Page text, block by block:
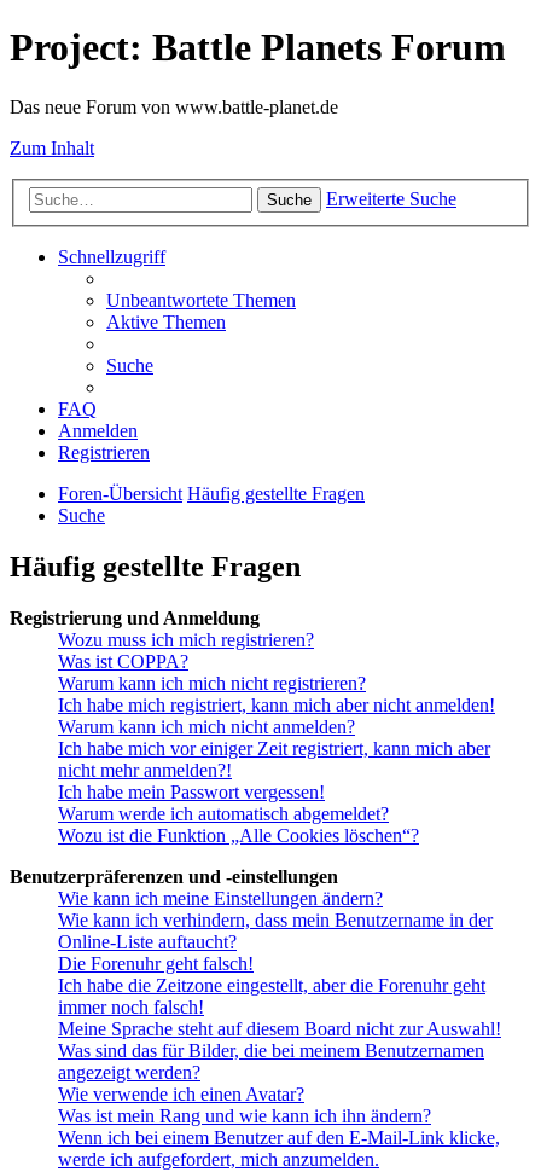
Project: Battle Planets Forum
Das neue Forum von www.battle-planet.de
Zum Inhalt
Suche Erweiterte Suche
Schnellzugriff
Unbeantwortete Themen
Aktive Themen
Suche
FAQ
Anmelden
Registrieren
Foren-Übersicht Häufig gestellte Fragen
Suche
Häufig gestellte Fragen
Registrierung und Anmeldung
Wozu muss ich mich registrieren?
Was ist COPPA?
Warum kann ich mich nicht registrieren?
Ich habe mich registriert, kann mich aber nicht anmelden!
Warum kann ich mich nicht anmelden?
Ich habe mich vor einiger Zeit registriert, kann mich aber
nicht mehr anmelden?!
Ich habe mein Passwort vergessen!
Warum werde ich automatisch abgemeldet?
Wozu ist die Funktion „Alle Cookies löschen“?
Benutzerpräferenzen und -einstellungen
Wie kann ich meine Einstellungen ändern?
Wie kann ich verhindern, dass mein Benutzername in der
Online-Liste auftaucht?
Die Forenuhr geht falsch!
Ich habe die Zeitzone eingestellt, aber die Forenuhr geht
immer noch falsch!
Meine Sprache steht auf diesem Board nicht zur Auswahl!
Was sind das für Bilder, die bei meinem Benutzernamen
angezeigt werden?
Wie verwende ich einen Avatar?
Was ist mein Rang und wie kann ich ihn ändern?
Wenn ich bei einem Benutzer auf den E-Mail-Link klicke,
werde ich aufgefordert, mich anzumelden.